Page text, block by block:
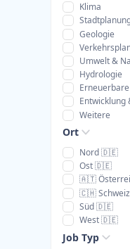
Klima
Geologie
Umwelt &
Hydrologie
Entwicklung
Weitere
Ort
Nord 🇩🇪
Ost 🇩🇪
🇦🇹
🇨🇭 Schweiz
Süd 🇩🇪
West 🇩🇪
Job Typ